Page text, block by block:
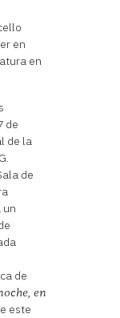
en
en
de
de la
de
un
de
en
este